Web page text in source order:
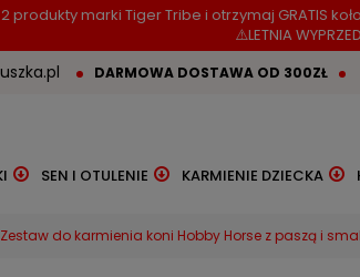
produkty marki Tiger Tribe i otrzymaj GRATIS
⚠️LETNIA
DARMOWA DOSTAWA OD 300ZŁ
SEN I OTULENIE KARMIENIE DZIECKA
Zestaw do karmienia koni Hobby Horse z paszą i